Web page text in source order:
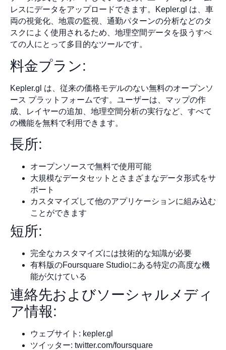
レスにデータをアップロードできます。Kepler.gl は、車
両の視覚化、地震の監視、通勤パターンの分析などのタ
スクによく使用されるため、地理空間データを扱うすべ
ての人にとって多目的なツールです。
料金プラン:
Kepler.gl は、従来の価格モデルのない無料のオープンソ
ース プラットフォームです。ユーザーは、マップの作
成、レイヤーの追加、地理空間分析の実行など、すべて
の機能を無料で利用できます。
長所:
オープンソースで無料で使用可能
大規模なデータセットとさまざまなデータ形式をサ
ポート
カスタマイズして他のアプリケーションに組み込む
ことができます
短所:
完全なカスタマイズには技術的な知識が必要
有料版のFoursquare Studioにある特定の高度な機
能が欠けている
連絡先およびソーシャルメディ
ア情報:
ウェブサイト: kepler.gl
ツイッター: twitter.com/foursquare